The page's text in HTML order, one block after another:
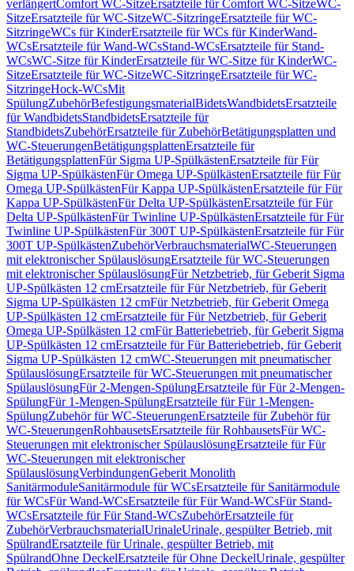
verlängertComfort WC-SitzeErsatzteile für Comfort WC-SitzeWC-
SitzeErsatzteile für WC-SitzeWC-SitzringeErsatzteile für WC-
SitzringeWCs für KinderErsatzteile für WCs für KinderWand-
WCsErsatzteile für Wand-WCsStand-WCsErsatzteile für Stand-
WCsWC-Sitze für KinderErsatzteile für WC-Sitze für KinderWC-
SitzeErsatzteile für WC-SitzeWC-SitzringeErsatzteile für WC-
SitzringeHock-WCsMit
SpülungZubehörBefestigungsmaterialBidetsWandbidetsErsatzteile
für WandbidetsStandbidetsErsatzteile für
StandbidetsZubehörErsatzteile für ZubehörBetätigungsplatten und
WC-SteuerungenBetätigungsplattenErsatzteile für
BetätigungsplattenFür Sigma UP-SpülkästenErsatzteile für Für
Sigma UP-SpülkästenFür Omega UP-SpülkästenErsatzteile für Für
Omega UP-SpülkästenFür Kappa UP-SpülkästenErsatzteile für Für
Kappa UP-SpülkästenFür Delta UP-SpülkästenErsatzteile für Für
Delta UP-SpülkästenFür Twinline UP-SpülkästenErsatzteile für Für
Twinline UP-SpülkästenFür 300T UP-SpülkästenErsatzteile für Für
300T UP-SpülkästenZubehörVerbrauchsmaterialWC-Steuerungen
mit elektronischer SpülauslösungErsatzteile für WC-Steuerungen
mit elektronischer SpülauslösungFür Netzbetrieb, für Geberit Sigma
UP-Spülkästen 12 cmErsatzteile für Für Netzbetrieb, für Geberit
Sigma UP-Spülkästen 12 cmFür Netzbetrieb, für Geberit Omega
UP-Spülkästen 12 cmErsatzteile für Für Netzbetrieb, für Geberit
Omega UP-Spülkästen 12 cmFür Batteriebetrieb, für Geberit Sigma
UP-Spülkästen 12 cmErsatzteile für Für Batteriebetrieb, für Geberit
Sigma UP-Spülkästen 12 cmWC-Steuerungen mit pneumatischer
SpülauslösungErsatzteile für WC-Steuerungen mit pneumatischer
SpülauslösungFür 2-Mengen-SpülungErsatzteile für Für 2-Mengen-
SpülungFür 1-Mengen-SpülungErsatzteile für Für 1-Mengen-
SpülungZubehör für WC-SteuerungenErsatzteile für Zubehör für
WC-SteuerungenRohbausetsErsatzteile für RohbausetsFür WC-
Steuerungen mit elektronischer SpülauslösungErsatzteile für Für
WC-Steuerungen mit elektronischer
SpülauslösungVerbindungenGeberit Monolith
SanitärmoduleSanitärmodule für WCsErsatzteile für Sanitärmodule
für WCsFür Wand-WCsErsatzteile für Für Wand-WCsFür Stand-
WCsErsatzteile für Für Stand-WCsZubehörErsatzteile für
ZubehörVerbrauchsmaterialUrinaleUrinale, gespülter Betrieb, mit
SpülrandErsatzteile für Urinale, gespülter Betrieb, mit
SpülrandOhne DeckelErsatzteile für Ohne DeckelUrinale, gespülter